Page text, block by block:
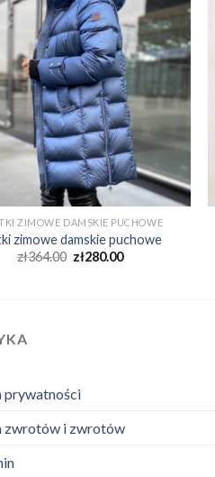
ZIMOWE DAMSKIE PUCHOWE
zimowe damskie puchowe
zł364.00 zł280.00
prywatności
zwrotów i zwrotów